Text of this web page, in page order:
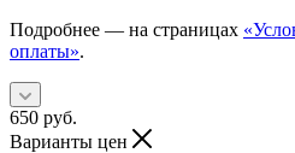
Подробнее — на страницах
оплаты».
650 руб.
Варианты цен